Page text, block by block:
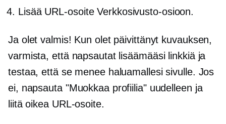
Lisää URL-osoite Verkkosivusto-osioon.
Ja olet valmis! Kun olet päivittänyt kuvauksen,
varmista, että napsautat lisäämääsi linkkiä ja
testaa, että se menee haluamallesi sivulle. Jos
ei, napsauta "Muokkaa profiilia" uudelleen ja
liitä oikea URL-osoite.